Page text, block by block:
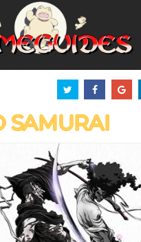
SAMURAI
des cookies